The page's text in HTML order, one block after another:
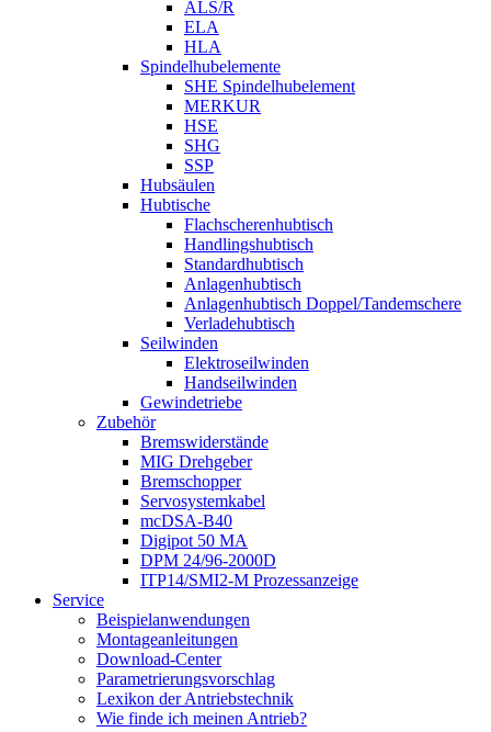
ALS/R
ELA
HLA
Spindelhubelemente
SHE Spindelhubelement
MERKUR
HSE
SHG
SSP
Hubsäulen
Hubtische
Flachscherenhubtisch
Handlingshubtisch
Standardhubtisch
Anlagenhubtisch
Anlagenhubtisch Doppel/Tandemschere
Verladehubtisch
Seilwinden
Elektroseilwinden
Handseilwinden
Gewindetriebe
Zubehör
Bremswiderstände
MIG Drehgeber
Bremschopper
Servosystemkabel
mcDSA-B40
Digipot 50 MA
DPM 24/96-2000D
ITP14/SMI2-M Prozessanzeige
Service
Beispielanwendungen
Montageanleitungen
Download-Center
Parametrierungsvorschlag
Lexikon der Antriebstechnik
Wie finde ich meinen Antrieb?